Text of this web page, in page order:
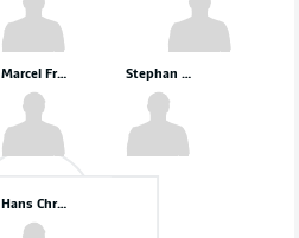
Hans Christian Bernat
Stephan Ambrosius
Marcel Franke